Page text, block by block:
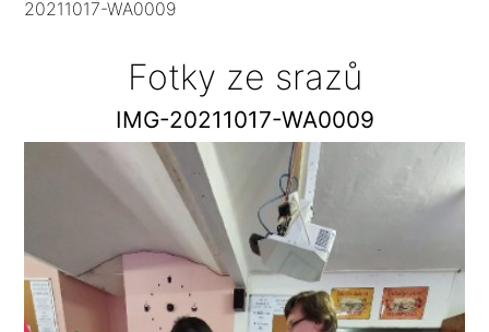
20211017-WA0009
Fotky ze srazů
IMG-20211017-WA0009